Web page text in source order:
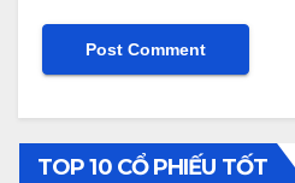
TOP 10 CỔ PHIẾU TỐT